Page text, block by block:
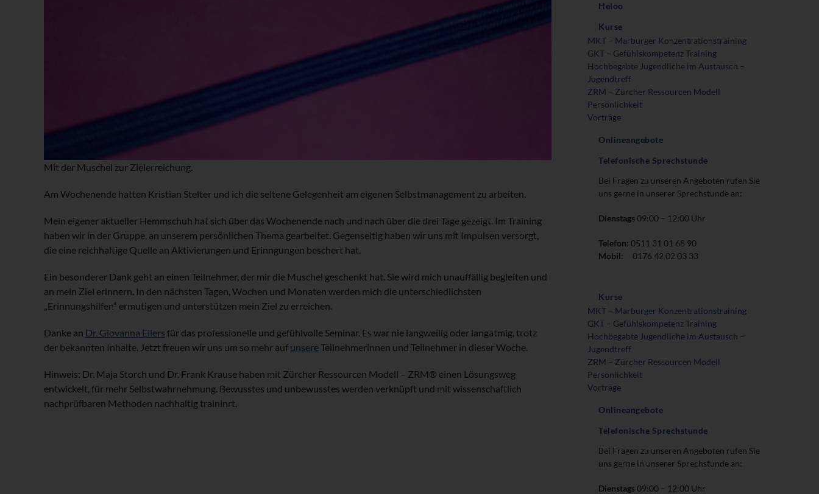
Mit der Muschel zur Zielerreichung.
Am Wochenende hatten Kristian Stelter und ich die seltene Gelegenheit am eigenen Selbstmanagement zu arbeiten.
Mein eigener aktueller Hemmschuh hat sich über das Wochenende nach und nach über die drei Tage gezeigt. Im Training
haben wir in der Gruppe, an unserem persönlichen Thema gearbeitet. Gegenseitig haben wir uns mit Impulsen versorgt,
die eine reichhaltige Quelle an Aktivierungen und Erinngungen beschert hat.
Ein besonderer Dank geht an einen Teilnehmer, der mir die Muschel geschenkt hat. Sie wird mich unauffällig begleiten und
an mein Ziel erinnern. In den nächsten Tagen, Wochen und Monaten werden mich die unterschiedlichsten
„Erinnungshilfen“ ermutigen und unterstützen mein Ziel zu erreichen.
Danke an Dr. Giovanna Eilers für das professionelle und gefühlvolle Seminar. Es war nie langweilig oder langatmig, trotz
der bekannten Inhalte. Jetzt freuen wir uns um so mehr auf unsereTeilnehmerinnen und Teilnehmer in dieser Woche.
Hinweis: Dr. Maja Storch und Dr. Frank Krause haben mit Zürcher Ressourcen Modell – ZRM® einen Lösungsweg
entwickelt, für mehr Selbstwahrnehmung. Bewusstes und unbewusstes werden verknüpft und mit wissenschaftlich
nachprüfbaren Methoden nachhaltig traininrt.
Heloo
Kurse
MKT – Marburger Konzentrationstraining
GKT – Gefühlskompetenz Training
Hochbegabte Jugendliche im Austausch –
Jugendtreff
ZRM – Zürcher Ressourcen Modell
Persönlichkeit
Vorträge
Onlineangebote
Telefonische Sprechstunde
Bei Fragen zu unseren Angeboten rufen Sie
uns gerne in unserer Sprechstunde an:
Dienstags09:00 – 12:00 Uhr
Telefon: 0511 31 01 68 90
Mobil: 0176 42 02 03 33
Kurse
MKT – Marburger Konzentrationstraining
GKT – Gefühlskompetenz Training
Hochbegabte Jugendliche im Austausch –
Jugendtreff
ZRM – Zürcher Ressourcen Modell
Persönlichkeit
Vorträge
Onlineangebote
Telefonische Sprechstunde
Bei Fragen zu unseren Angeboten rufen Sie
uns gerne in unserer Sprechstunde an:
Dienstags09:00 – 12:00 Uhr